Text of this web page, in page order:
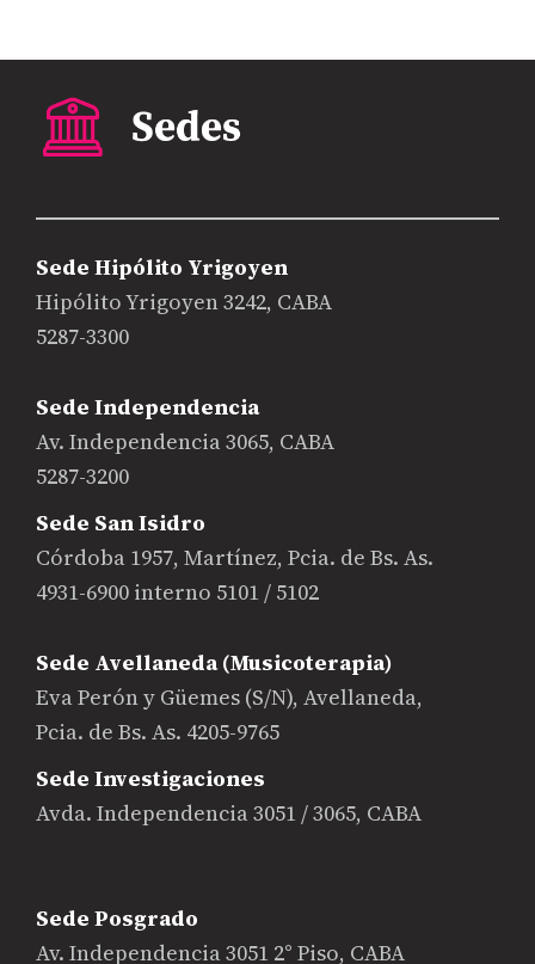
Sede Hipólito Yrigoyen
Hipólito Yrigoyen 3242, CABA
5287-3300
Sede Independencia
Av. Independencia 3065, CABA
5287-3200
Sede San Isidro
Córdoba 1957, Martínez, Pcia. de Bs. As.
4931-6900 interno 5101 / 5102
Sede Avellaneda (Musicoterapia)
Eva Perón y Güemes (S/N), Avellaneda,
Pcia. de Bs. As. 4205-9765
Sede Investigaciones
Avda. Independencia 3051 / 3065, CABA
Sede Posgrado
Av. Independencia 3051 2° Piso, CABA